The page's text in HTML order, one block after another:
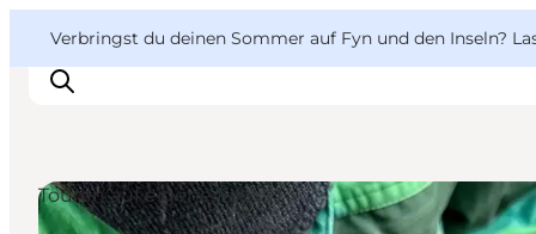
Verbringst du deinen Sommer auf Fyn und den Inseln?
VisitFyn
Deutsch
Touren auf eigene Faust